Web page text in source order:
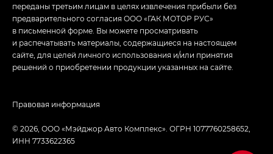
переданы третьим лицам в целях извлечения прибыли без
предварительного согласия ООО «ГАК МОТОР РУС»
в письменной форме. Вы можете просматривать
и распечатывать материалы, содержащиеся на настоящем
сайте, для целей личного использования и/или принятия
решений о приобретении продукции указанных на сайте.
© 2026, ООО «Мэйджор Авто Комплекс». ОГРН 1077760258652,
ИНН 7733622365
Правовая информация